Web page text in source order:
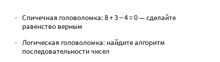
Спичечная головоломка: 8 + 3 − 4 = 0 — сделайте
равенство верным
Логическая головоломка: найдите алгоритм
последовательности чисел